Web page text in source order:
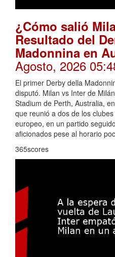
¿Cómo salió
Resultado del
Madonnina en
Agosto, 2026
El primer Derby della
disputó. Milan vs Inter de
Stadium de Perth, Australia,
que reunió a dos de los
europeo, en un partido
aficionados pese al horario
365scores